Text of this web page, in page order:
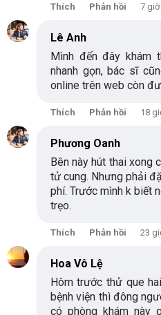
Thích Phản hồi 7 giờ
Lê Anh
Mình đến đây khám
nhanh gọn, bác sĩ
online trên web còn
Thích Phản hồi 18
Phương Oanh
Bên này hút thai xong
tử cung. Nhưng phải
phí. Trước mình k biết
trẹo.
Thích Phản hồi 23
Hoa Vô Lệ
Hôm trước thử que
bệnh viện thì đông
có phòng khám này